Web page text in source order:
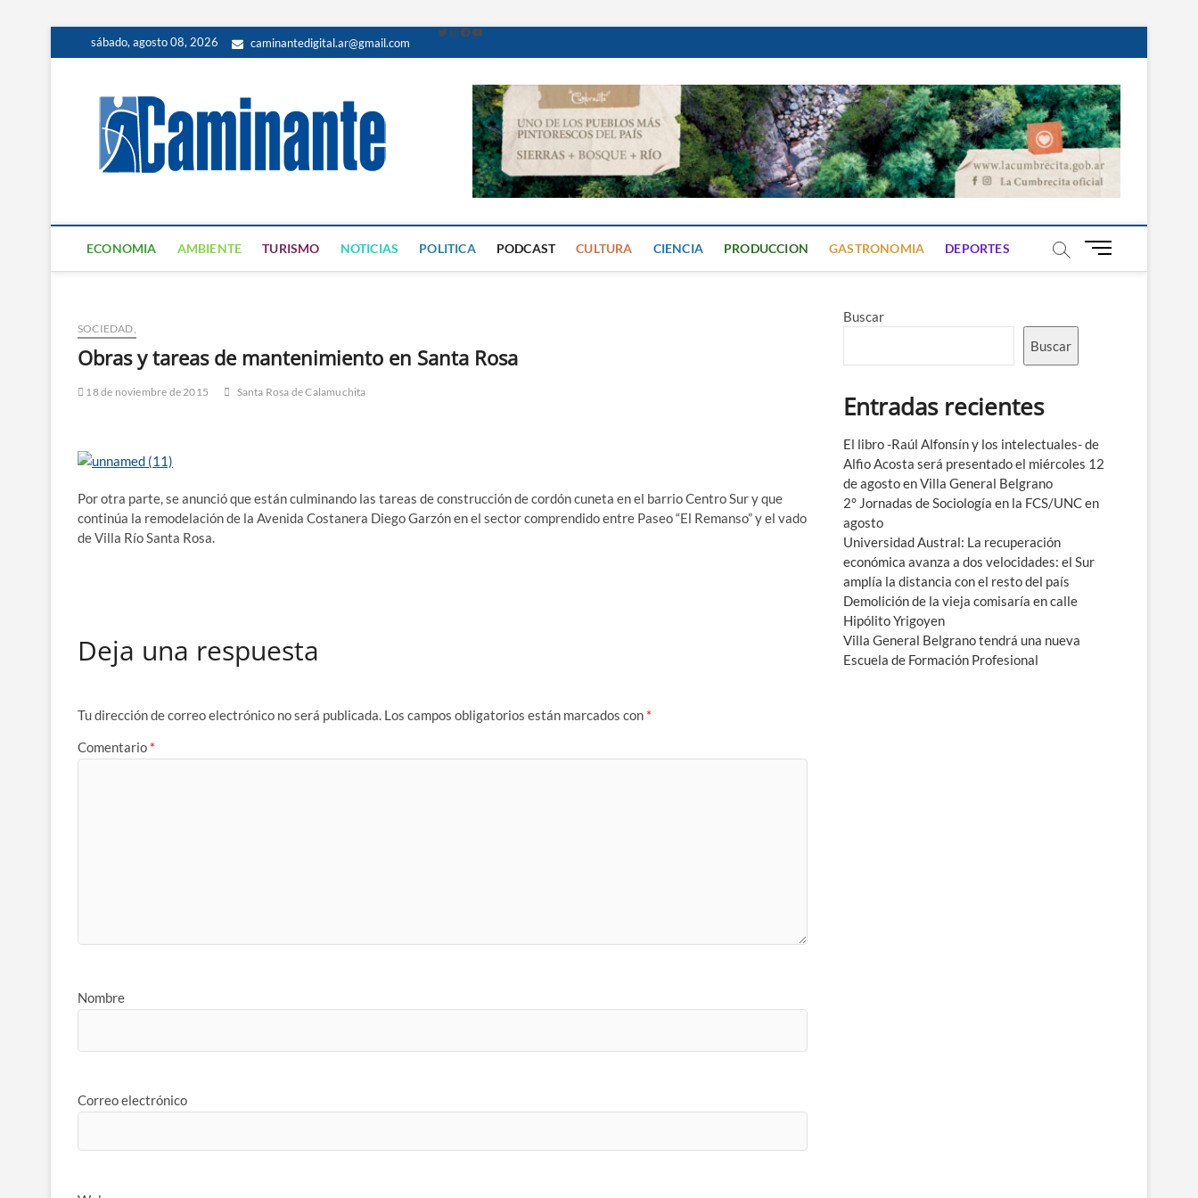
sábado, agosto 08, 2026 caminantedigital.ar@gmail.com
Caminante Digital
PERIÓDICO DIGITAL DEL VALLE DE CALAMUCHITA
ECONOMIA AMBIENTE TURISMO NOTICIAS POLITICA PODCAST CULTURA CIENCIA PRODUCCION GASTRONOMIA DEPORTES
B
ú
SOCIEDAD,
Obras y tareas de mantenimiento en Santa Rosa
18 de noviembre de 2015 Santa Rosa de Calamuchita
Por otra parte, se anunció que están culminando las tareas de construcción de cordón cuneta en el barrio Centro Sur y que
continúa la remodelación de la Avenida Costanera Diego Garzón en el sector comprendido entre Paseo “El Remanso” y el vado
de Villa Río Santa Rosa.
Deja una respuesta
Tu dirección de correo electrónico no será publicada. Los campos obligatorios están marcados con *
Comentario *
Nombre
Correo electrónico
Buscar
Buscar
Entradas recientes
El libro -Raúl Alfonsín y los intelectuales- de
Alfio Acosta será presentado el miércoles 12
de agosto en Villa General Belgrano
2° Jornadas de Sociología en la FCS/UNC en
agosto
Universidad Austral: La recuperación
económica avanza a dos velocidades: el Sur
amplía la distancia con el resto del país
Demolición de la vieja comisaría en calle
Hipólito Yrigoyen
Villa General Belgrano tendrá una nueva
Escuela de Formación Profesional